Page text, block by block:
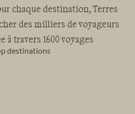
chaque destination, Terres
des milliers de voyageurs
à travers 1600 voyages
destinations